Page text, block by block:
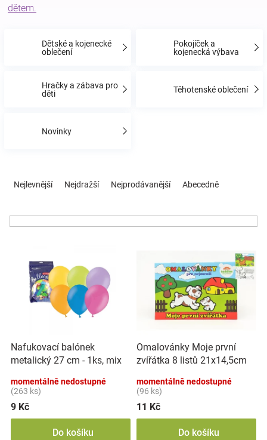
Novinky
Značky
Hračkářství
Přihlášení
dětem.
Dětské a kojenecké
oblečení
Pokojíček a
kojenecká výbava
Hračky a zábava pro
děti
Těhotenské oblečení
Novinky
ů
Nejlevnější Nejdražší Nejprodávanější Abecedně
o
d
u
k
ů
Nafukovací balónek
metalický 27 cm - 1ks, mix
momentálně nedostupné
(263 ks)
9 Kč
Do košíku
Omalovánky Moje první
zvířátka 8 listů 21x14,5cm
momentálně nedostupné
(96 ks)
11 Kč
Do košíku